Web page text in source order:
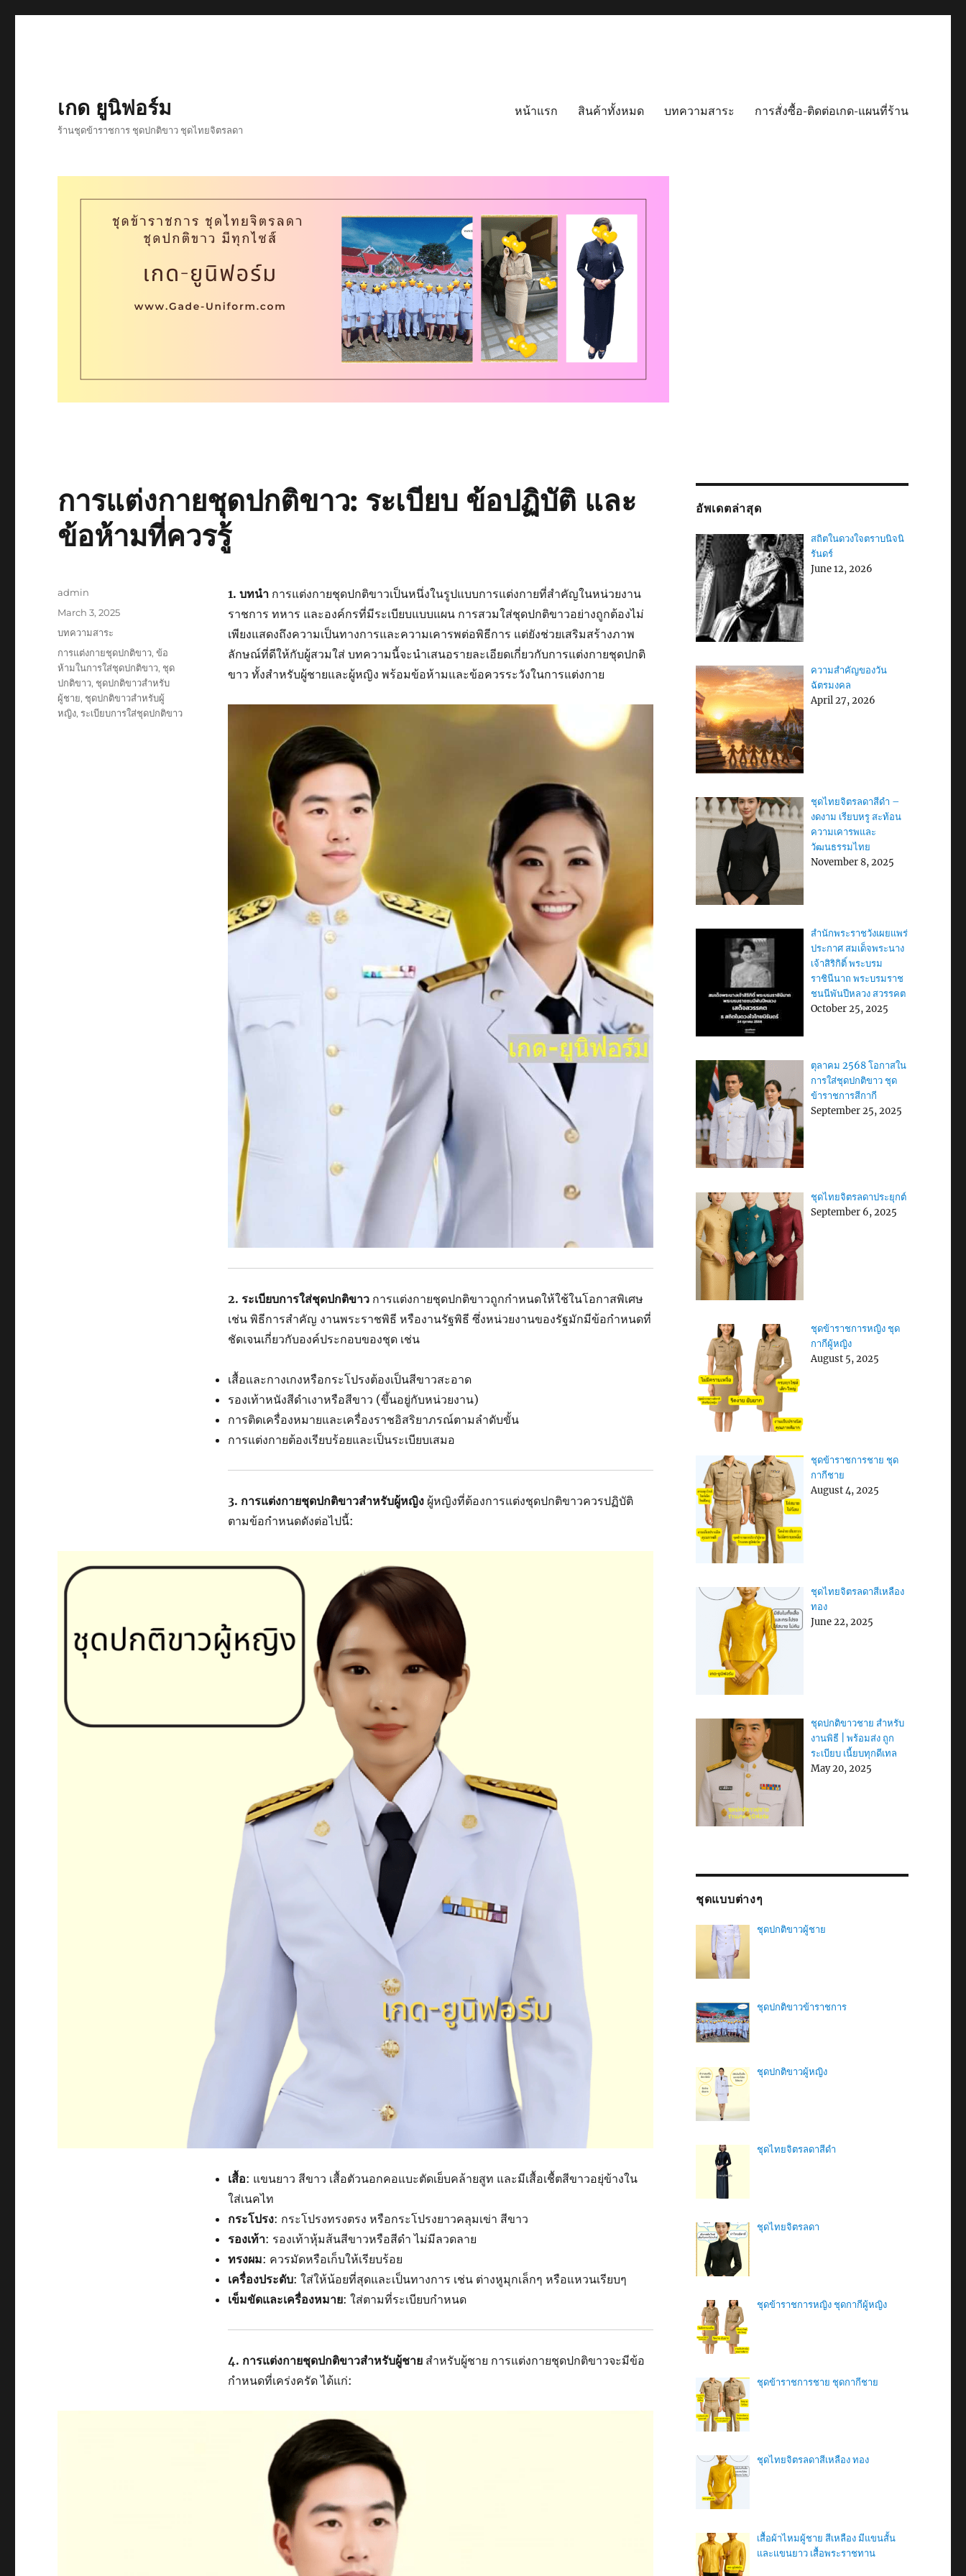
เกด ยูนิฟอร์ม
ร้านชุดข้าราชการ ชุดปกติขาว ชุดไทยจิตรลดา
หน้าแรก สินค้าทั้งหมด บทความสาระ การสั่งซื้อ-ติดต่อเกด-แผนที่ร้าน
การแต่งกายชุดปกติขาว: ระเบียบ ข้อปฏิบัติ และ
ข้อห้ามที่ควรรู้
1. บทนำการแต่งกายชุดปกติขาวเป็นหนึ่งในรูปแบบการแต่งกายที่สำคัญในหน่วยงาน
ราชการ ทหาร และองค์กรที่มีระเบียบแบบแผน การสวมใส่ชุดปกติขาวอย่างถูกต้องไม่
เพียงแสดงถึงความเป็นทางการและความเคารพต่อพิธีการ แต่ยังช่วยเสริมสร้างภาพ
ลักษณ์ที่ดีให้กับผู้สวมใส่ บทความนี้จะนำเสนอรายละเอียดเกี่ยวกับการแต่งกายชุดปกติ
ขาว ทั้งสำหรับผู้ชายและผู้หญิง พร้อมข้อห้ามและข้อควรระวังในการแต่งกาย
2. ระเบียบการใส่ชุดปกติขาวการแต่งกายชุดปกติขาวถูกกำหนดให้ใช้ในโอกาสพิเศษ
เช่น พิธีการสำคัญ งานพระราชพิธี หรืองานรัฐพิธี ซึ่งหน่วยงานของรัฐมักมีข้อกำหนดที่
ชัดเจนเกี่ยวกับองค์ประกอบของชุด เช่น
เสื้อและกางเกงหรือกระโปรงต้องเป็นสีขาวสะอาด
รองเท้าหนังสีดำเงาหรือสีขาว (ขึ้นอยู่กับหน่วยงาน)
การติดเครื่องหมายและเครื่องราชอิสริยาภรณ์ตามลำดับขั้น
การแต่งกายต้องเรียบร้อยและเป็นระเบียบเสมอ
3. การแต่งกายชุดปกติขาวสำหรับผู้หญิงผู้หญิงที่ต้องการแต่งชุดปกติขาวควรปฏิบัติ
ตามข้อกำหนดดังต่อไปนี้:
เสื้อ: แขนยาว สีขาว เสื้อตัวนอกคอแบะตัดเย็บคล้ายสูท และมีเสื้อเชื้ตสีขาวอยุ่ข้างใน
ใส่เนคไท
กระโปรง: กระโปรงทรงตรง หรือกระโปรงยาวคลุมเข่า สีขาว
รองเท้า: รองเท้าหุ้มส้นสีขาวหรือสีดำ ไม่มีลวดลาย
ทรงผม: ควรมัดหรือเก็บให้เรียบร้อย
เครื่องประดับ: ใส่ให้น้อยที่สุดและเป็นทางการ เช่น ต่างหูมุกเล็กๆ หรือแหวนเรียบๆ
เข็มขัดและเครื่องหมาย: ใส่ตามที่ระเบียบกำหนด
4. การแต่งกายชุดปกติขาวสำหรับผู้ชายสำหรับผู้ชาย การแต่งกายชุดปกติขาวจะมีข้อ
กำหนดที่เคร่งครัด ได้แก่:
Author
admin
Posted
March 3, 2025
Categories
บทความสาระ
Tags
การแต่งกายชุดปกติขาว,ข้อ
ห้ามในการใส่ชุดปกติขาว, ชุด
ปกติขาว, ชุดปกติขาวสำหรับ
ผู้ชาย, ชุดปกติขาวสำหรับผู้
หญิง,ระเบียบการใส่ชุดปกติขาว
อัพเดตล่าสุด
สถิตในดวงใจตราบนิจนิ
รันดร์
June 12, 2026
ความสำคัญของวัน
ฉัตรมงคล
April 27, 2026
ชุดไทยจิตรลดาสีดำ –
งดงาม เรียบหรู สะท้อน
ความเคารพและ
วัฒนธรรมไทย
November 8, 2025
สำนักพระราชวังเผยแพร่
ประกาศ สมเด็จพระนาง
เจ้าสิริกิติ์ พระบรม
ราชินีนาถ พระบรมราช
ชนนีพันปีหลวง สวรรคต
October 25, 2025
ตุลาคม 2568 โอกาสใน
การใส่ชุดปกติขาว ชุด
ข้าราชการสีกากี
September 25, 2025
ชุดไทยจิตรลดาประยุกต์
September 6, 2025
ชุดข้าราชการหญิง ชุด
กากีผู้หญิง
August 5, 2025
ชุดข้าราชการชาย ชุด
กากีชาย
August 4, 2025
ชุดไทยจิตรลดาสีเหลือง
ทอง
June 22, 2025
ชุดปกติขาวชาย สำหรับ
งานพิธี | พร้อมส่ง ถูก
ระเบียบ เนี้ยบทุกดีเทล
May 20, 2025
ชุดแบบต่างๆ
ชุดปกติขาวผู้ชาย
ชุดปกติขาวข้าราชการ
ชุดปกติขาวผู้หญิง
ชุดไทยจิตรลดาสีดํา
ชุดไทยจิตรลดา
ชุดข้าราชการหญิง ชุดกากีผู้หญิง
ชุดข้าราชการชาย ชุดกากีชาย
ชุดไทยจิตรลดาสีเหลือง ทอง
เสื้อผ้าไหมผู้ชาย สีเหลือง มีแขนสั้น
และแขนยาว เสื้อพระราชทาน